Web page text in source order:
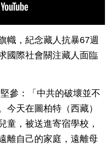
幟，紀念藏人抗暴67週
國際社會關注藏人面臨
參：「中共的破壞並不
今天在圖柏特（西藏）
童，被送進寄宿學校，
離自己的家庭，遠離母